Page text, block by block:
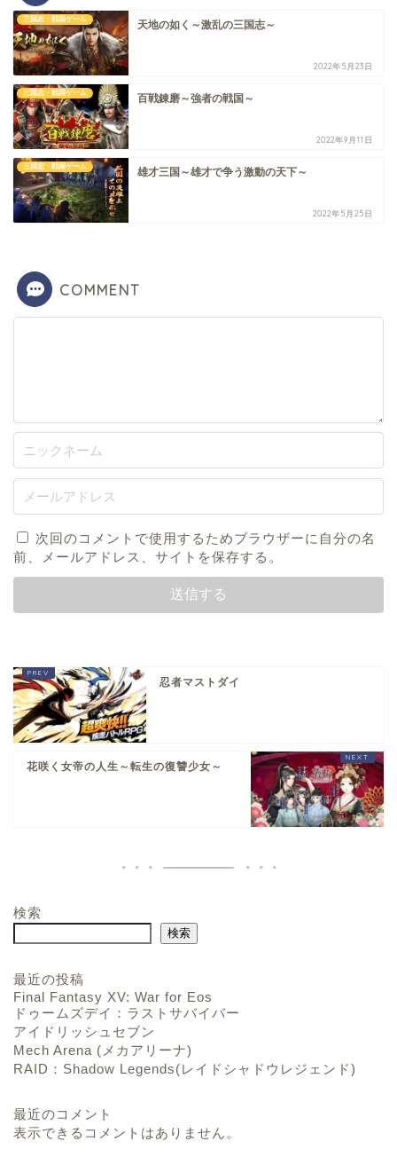
三国志・戦国ゲーム 天地の如く～激乱の三国志～
2022年5月23日
三国志・戦国ゲーム 百戦錬磨～強者の戦国～
2022年9月11日
三国志・戦国ゲーム 雄才三国～雄才で争う激動の天下～
2022年5月25日
COMMENT
次回のコメントで使用するためブラウザーに自分の名
前、メールアドレス、サイトを保存する。
忍者マストダイ
花咲く女帝の人生～転生の復讐少女～
検索
検索
最近の投稿
Final Fantasy XV: War for Eos
ドゥームズデイ：ラストサバイバー
アイドリッシュセブン
Mech Arena (メカアリーナ)
RAID：Shadow Legends(レイドシャドウレジェンド)
最近のコメント
表示できるコメントはありません。